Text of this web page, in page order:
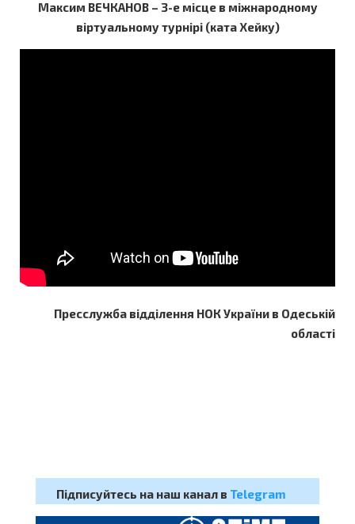
Максим ВЕЧКАНОВ – 3-е місце в міжнародному
віртуальному турнірі (ката Хейку)
Пресслужба відділення НОК України в Одеській
області
Підписуйтесь на наш канал в Telegram